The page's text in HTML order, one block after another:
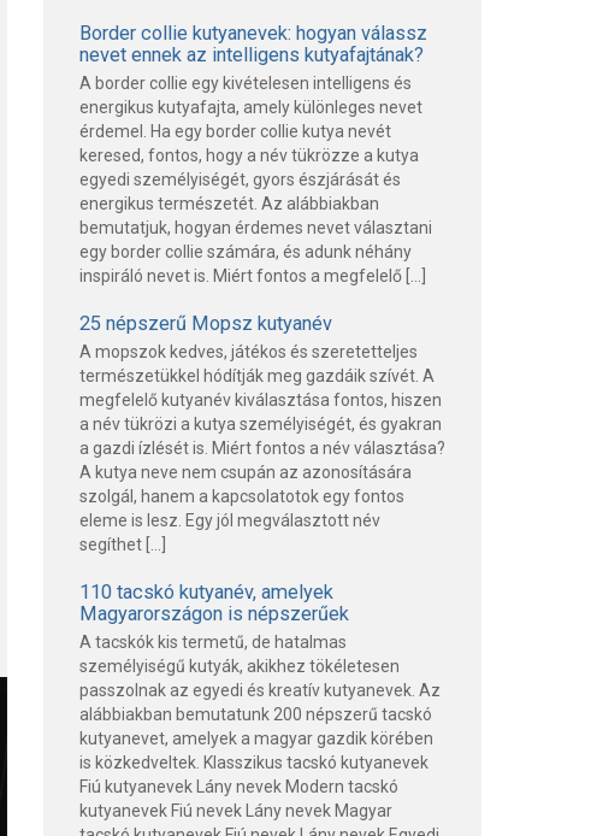
Border collie kutyanevek: hogyan válassz
nevet ennek az intelligens kutyafajtának?
A border collie egy kivételesen intelligens és
energikus kutyafajta, amely különleges nevet
érdemel. Ha egy border collie kutya nevét
keresed, fontos, hogy a név tükrözze a kutya
egyedi személyiségét, gyors észjárását és
energikus természetét. Az alábbiakban
bemutatjuk, hogyan érdemes nevet választani
egy border collie számára, és adunk néhány
inspiráló nevet is. Miért fontos a megfelelő […]
25 népszerű Mopsz kutyanév
A mopszok kedves, játékos és szeretetteljes
természetükkel hódítják meg gazdáik szívét. A
megfelelő kutyanév kiválasztása fontos, hiszen
a név tükrözi a kutya személyiségét, és gyakran
a gazdi ízlését is. Miért fontos a név választása?
A kutya neve nem csupán az azonosítására
szolgál, hanem a kapcsolatotok egy fontos
eleme is lesz. Egy jól megválasztott név
segíthet […]
110 tacskó kutyanév, amelyek
Magyarországon is népszerűek
A tacskók kis termetű, de hatalmas
személyiségű kutyák, akikhez tökéletesen
passzolnak az egyedi és kreatív kutyanevek. Az
alábbiakban bemutatunk 200 népszerű tacskó
kutyanevet, amelyek a magyar gazdik körében
is közkedveltek. Klasszikus tacskó kutyanevek
Fiú kutyanevek Lány nevek Modern tacskó
kutyanevek Fiú nevek Lány nevek Magyar